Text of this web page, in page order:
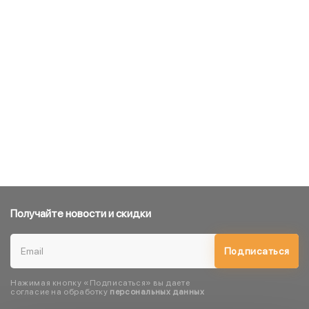
Получайте новости и скидки
Подписаться
Нажимая кнопку «Подписаться» вы даете
согласие на обработку персональных данных